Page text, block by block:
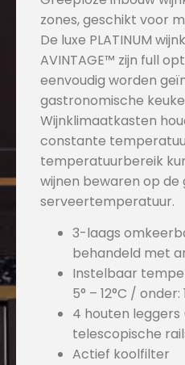
zones, geschikt voor
De luxe PLATINUM
AVINTAGE™ zijn full
eenvoudig worden
gastronomische
Wijnklimaatkasten
constante
temperatuurbereik
wijnen bewaren op de
serveertemperatuur.
3-laags
behandeld met
Instelbaar
5° – 12°C / onder:
4 houten leggers
telescopische
Actief koolfilter